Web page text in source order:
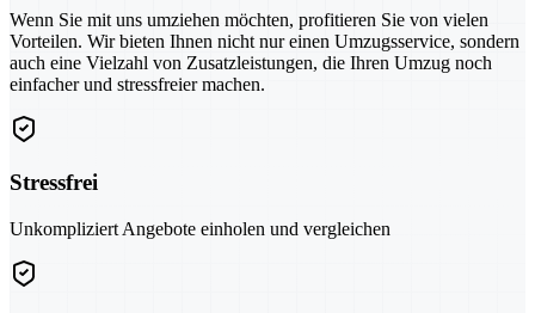
Wenn Sie mit uns umziehen möchten, profitieren Sie von vielen
Vorteilen. Wir bieten Ihnen nicht nur einen Umzugsservice, sondern
auch eine Vielzahl von Zusatzleistungen, die Ihren Umzug noch
einfacher und stressfreier machen.
Stressfrei
Unkompliziert Angebote einholen und vergleichen